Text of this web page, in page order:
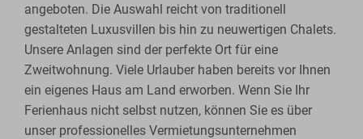
angeboten. Die Auswahl reicht von traditionell
gestalteten Luxusvillen bis hin zu neuwertigen Chalets.
Unsere Anlagen sind der perfekte Ort für eine
Zweitwohnung. Viele Urlauber haben bereits vor Ihnen
ein eigenes Haus am Land erworben. Wenn Sie Ihr
Ferienhaus nicht selbst nutzen, können Sie es über
unser professionelles Vermietungsunternehmen